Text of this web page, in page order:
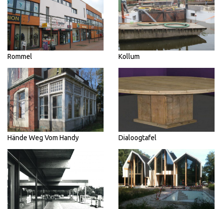
Rommel Kollum
Hände Weg Vom Handy Dialoogtafel